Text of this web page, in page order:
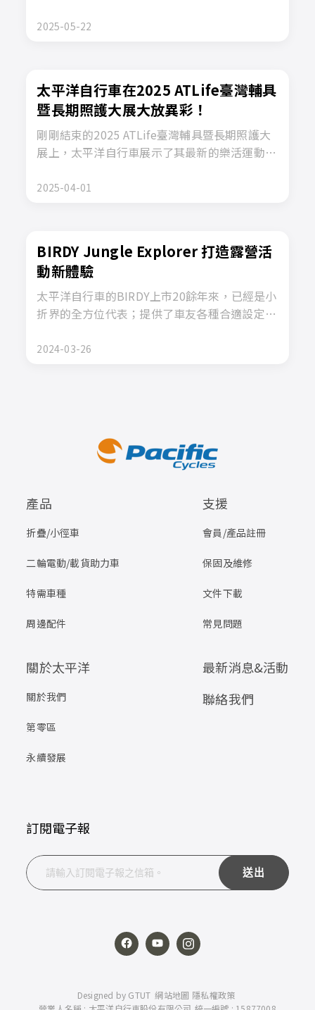
的電動輔助自行車，分別是Pacific Cycles的
2025-05-22
太平洋自行車在2025 ATLife臺灣輔具
暨長期照護大展大放異彩！
剛剛結束的2025 ATLife臺灣輔具暨長期照護大
展上，太平洋自行車展示了其最新的樂活運動復
家的廣泛關注。此次展覽於2025年4月10日至4
2025-04-01
BIRDY Jungle Explorer 打造露營活
動新體驗
太平洋自行車的BIRDY上市20餘年來，已經是小
折界的全方位代表；提供了車友各種合適設定的
BIRDY GT，長途旅遊的BIRDY Touring和適合
2024-03-26
產品
折疊/小徑車
二輪電動/載貨助力車
特需車種
周邊配件
支援
會員/產品註冊
保固及維修
文件下載
常見問題
關於太平洋
關於我們
第零區
永續發展
最新消息&活動
聯絡我們
訂閱電子報
送出
Designed by GTUT 網站地圖 隱私權政策